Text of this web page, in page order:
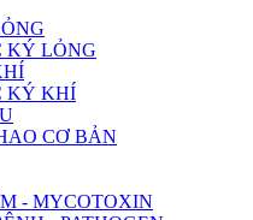
KÝ LỎNG
KÝ KHÍ
CƠ BẢN
- MYCOTOXIN